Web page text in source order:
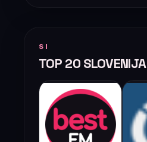
SI
TOP 20 SLOVENIJA